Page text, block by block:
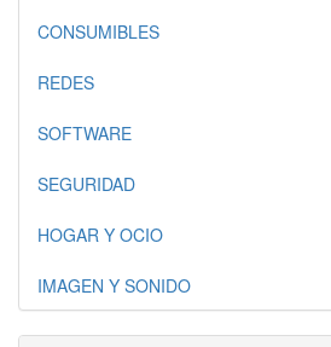
CONSUMIBLES
REDES
SOFTWARE
SEGURIDAD
HOGAR Y OCIO
IMAGEN Y SONIDO